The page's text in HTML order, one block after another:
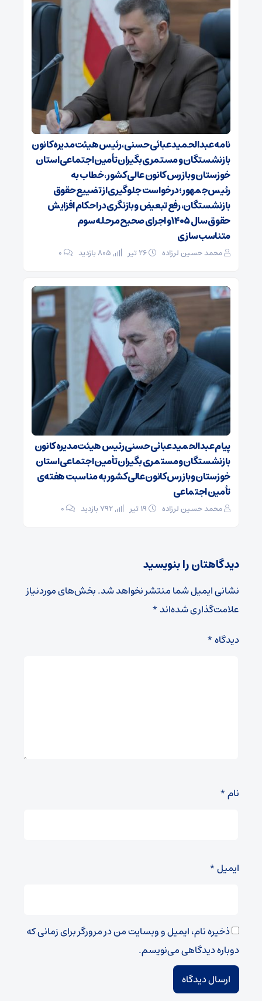
نامه عبدالحمید عبائی حسنی، رئیس هیئت‌مدیره کانون
بازنشستگان و مستمری‌بگیران تأمین اجتماعی استان
خوزستان و بازرس کانون عالی کشور، خطاب به
رئیس‌جمهور؛ درخواست جلوگیری از تضییع حقوق
بازنشستگان، رفع تبعیض و بازنگری در احکام افزایش
حقوق سال ۱۴۰۵ و اجرای صحیح مرحله سوم
متناسب‌سازی
محمد حسین لرزاده ۰
پیام عبدالحمید عبائی حسنی رئیس هیئت‌مدیره کانون
بازنشستگان ومستمری بگیران تأمین اجتماعی استان
خوزستان وبازرس کانون عالی کشور به مناسبت هفته‌ی
تأمین اجتماعی
محمد حسین لرزاده ۰
دیدگاهتان را بنویسید
نشانی ایمیل شما منتشر نخواهد شد.بخش‌های موردنیاز
علامت‌گذاری شده‌اند*
دیدگاه*
نام*
ایمیل*
ذخیره نام، ایمیل و وبسایت من در مرورگر برای زمانی که
دوباره دیدگاهی می‌نویسم.